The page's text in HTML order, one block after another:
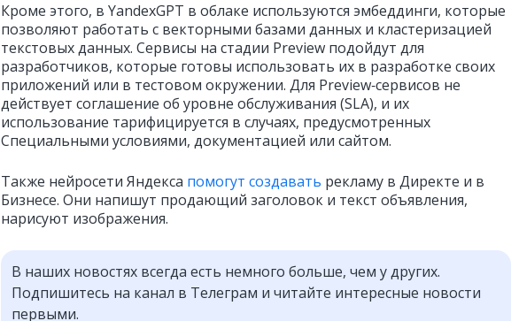
Кроме этого, в YandexGPT в облаке используются эмбеддинги, которые
позволяют работать с векторными базами данных и кластеризацией
текстовых данных. Сервисы на стадии Preview подойдут для
разработчиков, которые готовы использовать их в разработке своих
приложений или в тестовом окружении. Для Preview‑сервисов не
действует соглашение об уровне обслуживания (SLA), и их
использование тарифицируется в случаях, предусмотренных
Специальными условиями, документацией или сайтом.
Также нейросети Яндекса помогут создавать рекламу в Директе и в
Бизнесе. Они напишут продающий заголовок и текст объявления,
нарисуют изображения.
В наших новостях всегда есть немного больше, чем у других.
Подпишитесь на канал в Телеграм и читайте интересные новости
первыми.